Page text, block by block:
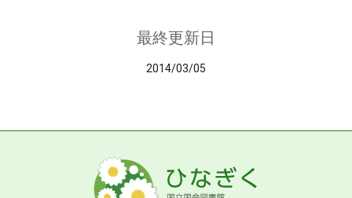
最終更新日
2014/03/05